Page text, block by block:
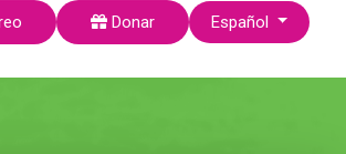
Donar Seleccione su idioma
Español